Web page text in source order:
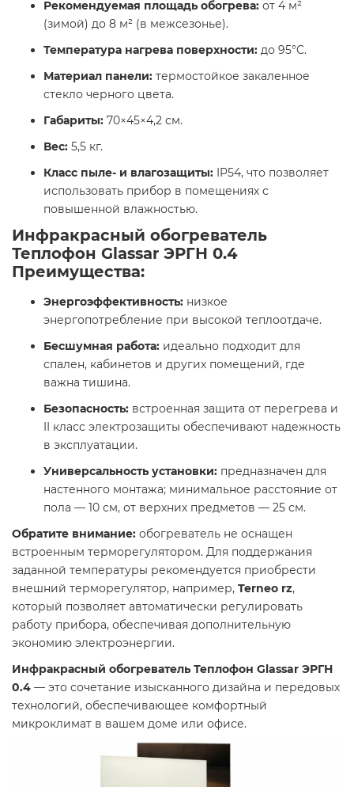
Рекомендуемая площадь обогрева: от 4 м²
(зимой) до 8 м² (в межсезонье).
Температура нагрева поверхности: до 95°C.​
Материал панели: термостойкое закаленное
стекло черного цвета.
Габариты: 70×45×4,2 см.
Вес: 5,5 кг.​
Класс пыле- и влагозащиты: IP54, что позволяет
использовать прибор в помещениях с
повышенной влажностью.​
Инфракрасный обогреватель
Теплофон Glassar ЭРГН 0.4
Преимущества:
Энергоэффективность: низкое
энергопотребление при высокой теплоотдаче.​
Бесшумная работа: идеально подходит для
спален, кабинетов и других помещений, где
важна тишина.​
Безопасность: встроенная защита от перегрева и
II класс электрозащиты обеспечивают надежность
в эксплуатации.​
Универсальность установки: предназначен для
настенного монтажа; минимальное расстояние от
пола — 10 см, от верхних предметов — 25 см.​
Обратите внимание: обогреватель не оснащен
встроенным терморегулятором. Для поддержания
заданной температуры рекомендуется приобрести
внешний терморегулятор, например, Terneo rz,
который позволяет автоматически регулировать
работу прибора, обеспечивая дополнительную
экономию электроэнергии.​
Инфракрасный обогреватель Теплофон Glassar ЭРГН
0.4 — это сочетание изысканного дизайна и передовых
технологий, обеспечивающее комфортный
микроклимат в вашем доме или офисе.